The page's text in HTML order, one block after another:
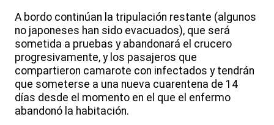
A bordo continúan la tripulación restante (algunos
no japoneses han sido evacuados), que será
sometida a pruebas y abandonará el crucero
progresivamente, y los pasajeros que
compartieron camarote con infectados y tendrán
que someterse a una nueva cuarentena de 14
días desde el momento en el que el enfermo
abandonó la habitación.